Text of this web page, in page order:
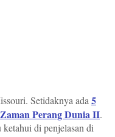
Setidaknya ada 5
Perang Dunia II.
di penjelasan di